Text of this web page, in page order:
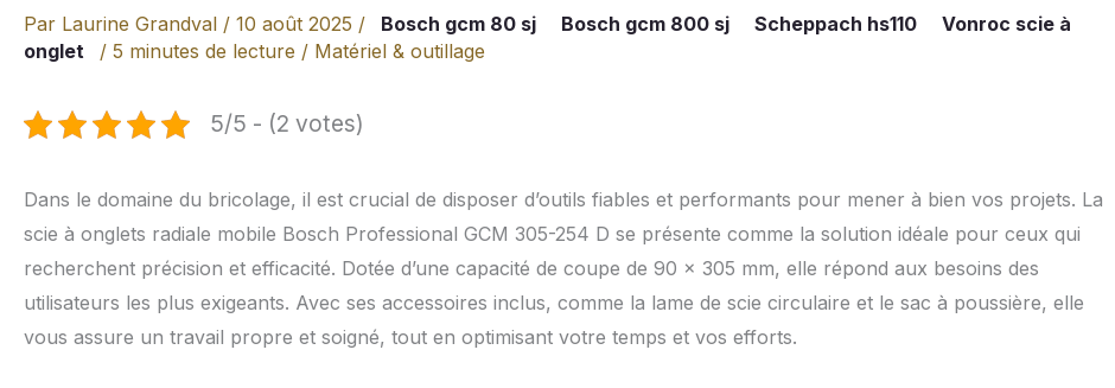
Par Laurine Grandval / 10 août 2025 / Bosch gcm 80 sj Bosch gcm 800 sj Scheppach hs110
Vonroc scie à
onglet
/ 5 minutes de lecture / Matériel & outillage
5/5 - (2 votes)
Dans le domaine du bricolage, il est crucial de disposer d’outils fiables et performants pour mener à bien vos projets. La
scie à onglets radiale mobile Bosch Professional GCM 305-254 D se présente comme la solution idéale pour ceux qui
recherchent précision et efficacité. Dotée d’une capacité de coupe de 90 x 305 mm, elle répond aux besoins des
utilisateurs les plus exigeants. Avec ses accessoires inclus, comme la lame de scie circulaire et le sac à poussière, elle
vous assure un travail propre et soigné, tout en optimisant votre temps et vos efforts.